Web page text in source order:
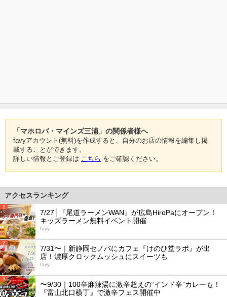
「マホロバ・マインズ三浦」の関係者様へ
favyアカウント(無料)を作成すると、自分のお店の情報を編集し掲
載することができます。
詳しい情報とご登録は こちら をご確認ください。
アクセスランキング
1
7/27│『尾道ラーメンWAN』が広島HiroPaにオープン！
キッズラーメン無料イベント開催
favy
2
7/31〜｜新静岡セノバにカフェ『けのひ堂ラボ』が出
店！濃厚クロックムッシュにスイーツも
favy
3
〜9/30｜100辛麻辣湯に激辛超えの“インド辛”カレーも！
『富山北口横丁』で激辛フェス開催中